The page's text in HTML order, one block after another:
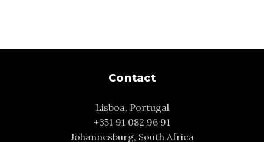
Contact
Lisboa, Portugal
+351 91 082 96 91
Johannesburg, South Africa